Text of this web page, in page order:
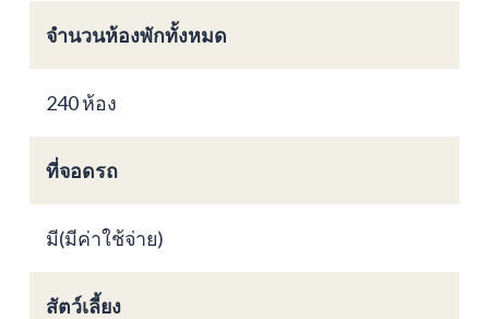
จำนวนห้องพักทั้งหมด
240 ห้อง
ที่จอดรถ
มี(มีค่าใช้จ่าย)
สัตว์เลี้ยง